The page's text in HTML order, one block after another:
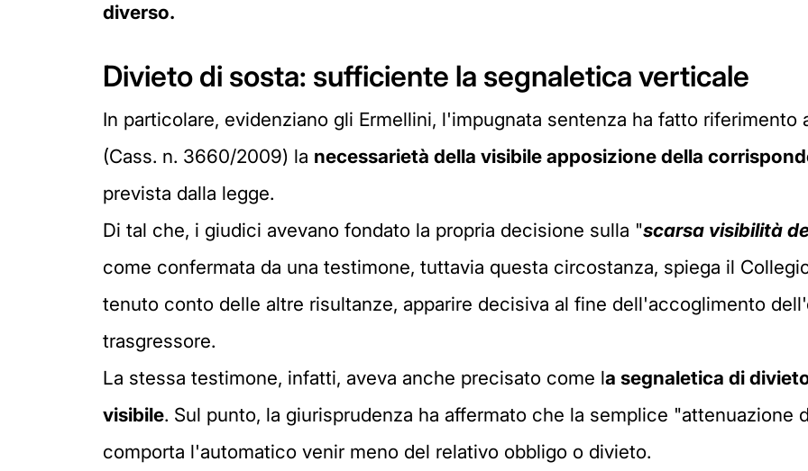
diverso.
Divieto di sosta: sufficiente la segnaletica verticale
In particolare, evidenziano gli Ermellini, l'impugnata sentenza ha fatto riferimento
(Cass. n. 3660/2009) la necessarietà della visibile apposizione della
prevista dalla legge.
Di tal che, i giudici avevano fondato la propria decisione sulla "scarsa visibilità
come confermata da una testimone, tuttavia questa circostanza, spiega il
tenuto conto delle altre risultanze, apparire decisiva al fine dell'accoglimento
trasgressore.
La stessa testimone, infatti, aveva anche precisato come la segnaletica di
visibile. Sul punto, la giurisprudenza ha affermato che la semplice "attenuazione
comporta l'automatico venir meno del relativo obbligo o divieto.